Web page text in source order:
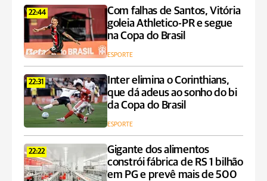
22:44
Com falhas de Santos, Vitória
goleia Athletico-PR e segue
na Copa do Brasil
ESPORTE
22:31
Inter elimina o Corinthians,
que dá adeus ao sonho do bi
da Copa do Brasil
ESPORTE
22:22
Gigante dos alimentos
constrói fábrica de RS 1 bilhão
em PG e prevê mais de 500